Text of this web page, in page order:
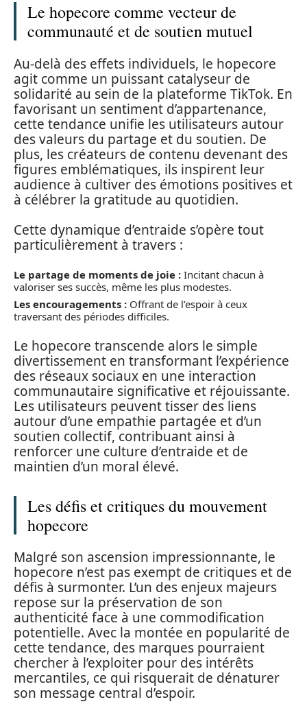
Le hopecore comme vecteur de
communauté et de soutien mutuel
Au-delà des effets individuels, le hopecore
agit comme un puissant catalyseur de
solidarité au sein de la plateforme TikTok. En
favorisant un sentiment d’appartenance,
cette tendance unifie les utilisateurs autour
des valeurs du partage et du soutien. De
plus, les créateurs de contenu devenant des
figures emblématiques, ils inspirent leur
audience à cultiver des émotions positives et
à célébrer la gratitude au quotidien.
Cette dynamique d’entraide s’opère tout
particulièrement à travers :
Le partage de moments de joie : Incitant chacun à
valoriser ses succès, même les plus modestes.
Les encouragements : Offrant de l’espoir à ceux
traversant des périodes difficiles.
Le hopecore transcende alors le simple
divertissement en transformant l’expérience
des réseaux sociaux en une interaction
communautaire significative et réjouissante.
Les utilisateurs peuvent tisser des liens
autour d’une empathie partagée et d’un
soutien collectif, contribuant ainsi à
renforcer une culture d’entraide et de
maintien d’un moral élevé.
Les défis et critiques du mouvement
hopecore
Malgré son ascension impressionnante, le
hopecore n’est pas exempt de critiques et de
défis à surmonter. L’un des enjeux majeurs
repose sur la préservation de son
authenticité face à une commodification
potentielle. Avec la montée en popularité de
cette tendance, des marques pourraient
chercher à l’exploiter pour des intérêts
mercantiles, ce qui risquerait de dénaturer
son message central d’espoir.